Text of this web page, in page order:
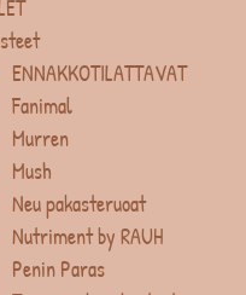
ENNAKKOTILATTAVAT
Fanimal
Murren
Mush
Neu pakasteruoat
Nutriment by RAUH
Penin Paras